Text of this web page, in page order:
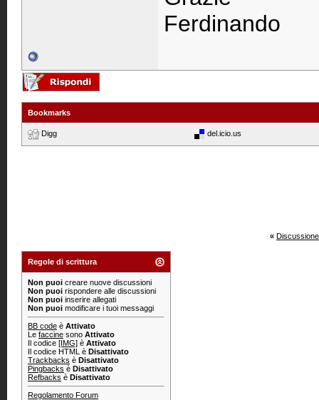
Ferdinando
Bookmarks
Digg del.icio.us
«
Regole di scrittura
Non puoi creare nuove discussioni
Non puoi rispondere alle discussioni
Non puoi inserire allegati
Non puoi modificare i tuoi messaggi
BB code è Attivato
Le faccine sono Attivato
Il codice [IMG] è Attivato
Il codice HTML è Disattivato
Trackbacks è Disattivato
Pingbacks è Disattivato
Refbacks è Disattivato
Regolamento Forum